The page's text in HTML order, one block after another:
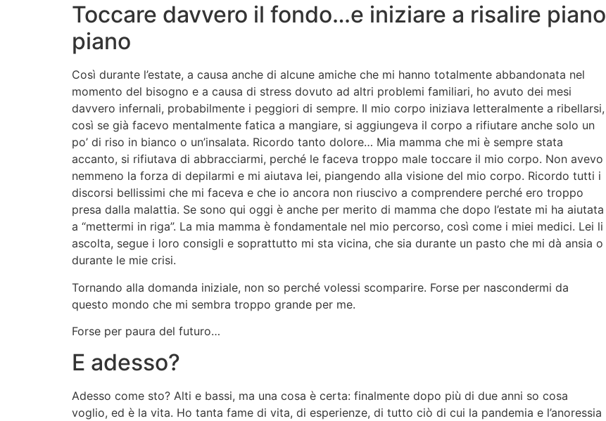
Toccare davvero il fondo…e iniziare a risalire piano
piano
Così durante l’estate, a causa anche di alcune amiche che mi hanno totalmente abbandonata nel
momento del bisogno e a causa di stress dovuto ad altri problemi familiari, ho avuto dei mesi
davvero infernali, probabilmente i peggiori di sempre. Il mio corpo iniziava letteralmente a ribellarsi,
così se già facevo mentalmente fatica a mangiare, si aggiungeva il corpo a rifiutare anche solo un
po’ di riso in bianco o un’insalata. Ricordo tanto dolore… Mia mamma che mi è sempre stata
accanto, si rifiutava di abbracciarmi, perché le faceva troppo male toccare il mio corpo. Non avevo
nemmeno la forza di depilarmi e mi aiutava lei, piangendo alla visione del mio corpo. Ricordo tutti i
discorsi bellissimi che mi faceva e che io ancora non riuscivo a comprendere perché ero troppo
presa dalla malattia. Se sono qui oggi è anche per merito di mamma che dopo l’estate mi ha aiutata
a “mettermi in riga”. La mia mamma è fondamentale nel mio percorso, così come i miei medici. Lei li
ascolta, segue i loro consigli e soprattutto mi sta vicina, che sia durante un pasto che mi dà ansia o
durante le mie crisi.
Tornando alla domanda iniziale, non so perché volessi scomparire. Forse per nascondermi da
questo mondo che mi sembra troppo grande per me.
Forse per paura del futuro…
E adesso?
Adesso come sto? Alti e bassi, ma una cosa è certa: finalmente dopo più di due anni so cosa
voglio, ed è la vita. Ho tanta fame di vita, di esperienze, di tutto ciò di cui la pandemia e l’anoressia